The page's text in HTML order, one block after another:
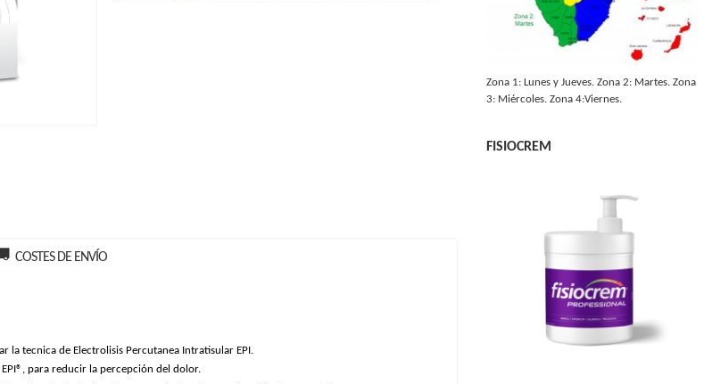
COSTES DE ENVÍO
la tecnica de Electrolisis Percutanea Intratisular EPI.
para reducir la percepción del dolor.
Zona 1: Lunes y Jueves. Zona 2: Martes. Zona
3: Miércoles. Zona 4:Viernes.
FISIOCREM